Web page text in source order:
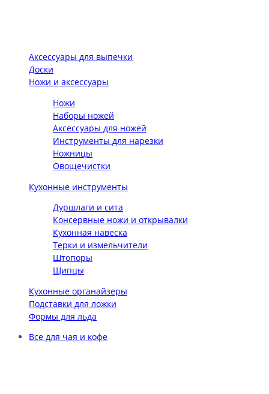
Аксессуары для выпечки
Доски
Ножи и аксессуары
Ножи
Наборы ножей
Аксессуары для ножей
Инструменты для нарезки
Ножницы
Овощечистки
Кухонные инструменты
Дуршлаги и сита
Консервные ножи и открывалки
Кухонная навеска
Терки и измельчители
Штопоры
Щипцы
Кухонные органайзеры
Подставки для ложки
Формы для льда
Все для чая и кофе